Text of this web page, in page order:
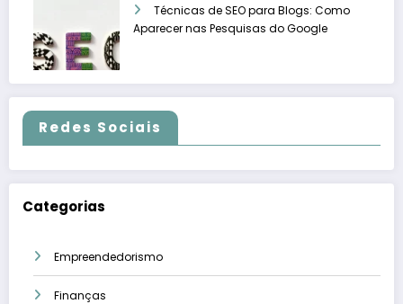
Técnicas de SEO para Blogs: Como
Aparecer nas Pesquisas do Google
Redes Sociais
Categorias
Empreendedorismo
Finanças